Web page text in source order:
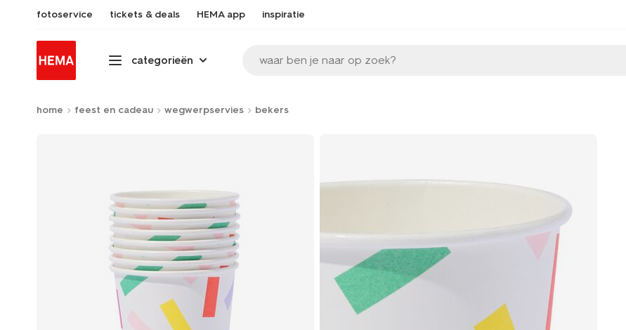
fotoservice tickets & deals HEMA app inspiratie
categorieën waar ben je naar op zoek?
home feest en cadeau wegwerpservies bekers